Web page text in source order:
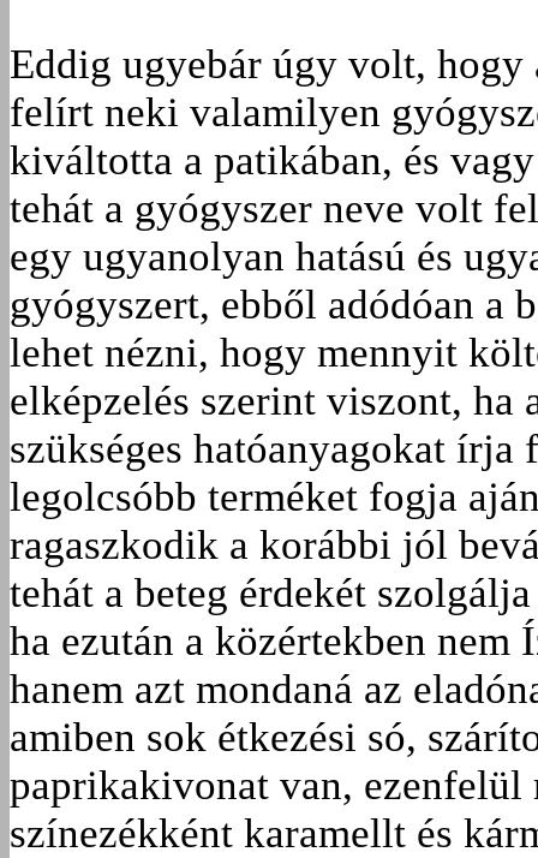
Eddig ugyebár úgy volt, hogy
felírt neki valamilyen
kiváltotta a patikában, és
tehát a gyógyszer neve volt
egy ugyanolyan hatású és
gyógyszert, ebből adódóan a
lehet nézni, hogy mennyit
elképzelés szerint viszont, ha
szükséges hatóanyagokat
legolcsóbb terméket fogja
ragaszkodik a korábbi jól
tehát a beteg érdekét
ha ezután a közértekben nem
hanem azt mondaná az
amiben sok étkezési só,
paprikakivonat van,
színezékként karamellt és